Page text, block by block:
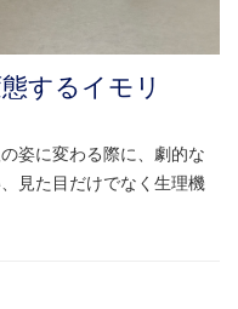
するイモリ
姿に変わる際に、劇的な
見た目だけでなく生理機